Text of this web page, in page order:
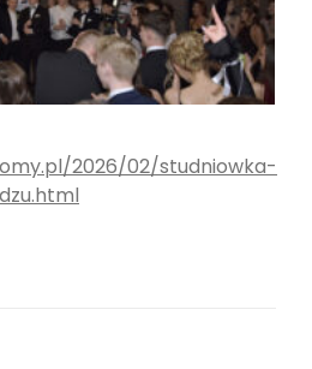
2026/02/studniowka-